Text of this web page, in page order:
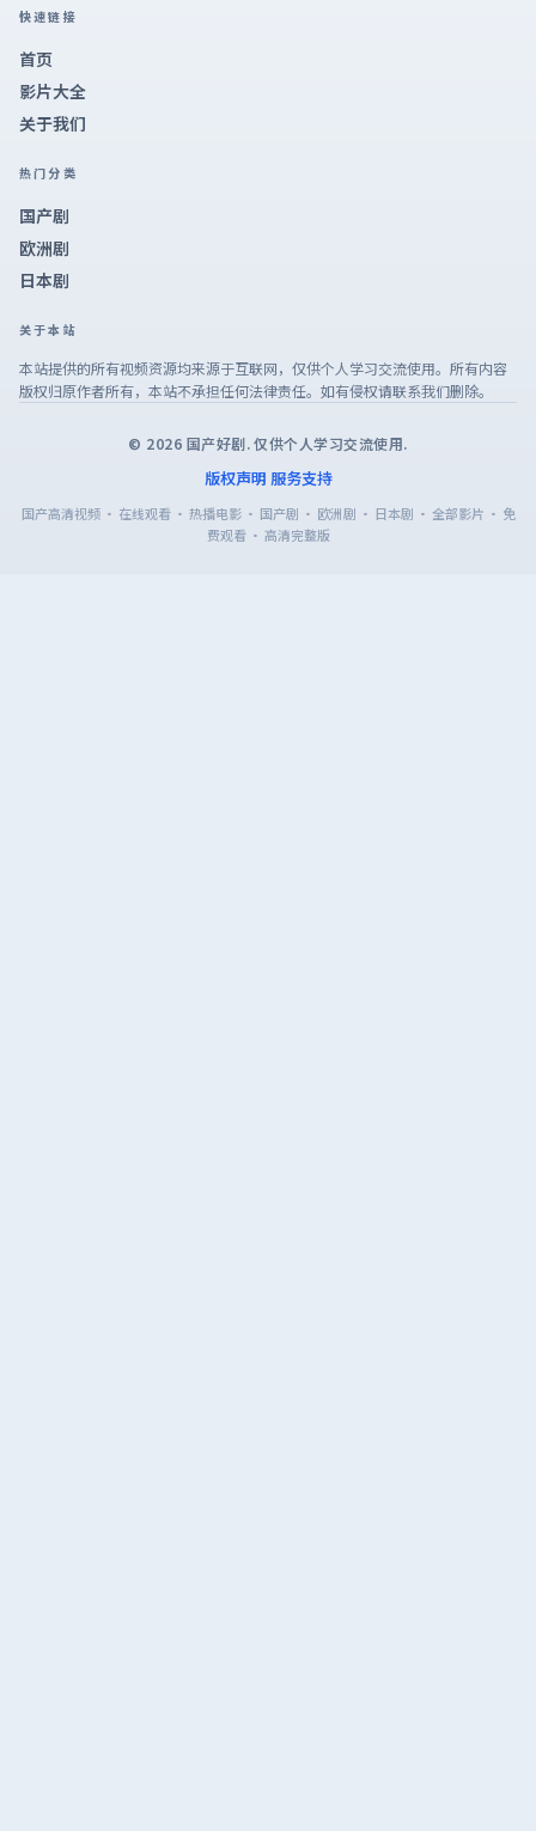
快速链接
首页
影片大全
关于我们
热门分类
国产剧
欧洲剧
日本剧
关于本站
本站提供的所有视频资源均来源于互联网，仅供个人学习交流使用。所有内容
版权归原作者所有，本站不承担任何法律责任。如有侵权请联系我们删除。
© 2026 国产好剧. 仅供个人学习交流使用.
版权声明 服务支持
国产高清视频 · 在线观看 · 热播电影 · 国产剧 · 欧洲剧 · 日本剧 · 全部影片 · 免
费观看 · 高清完整版